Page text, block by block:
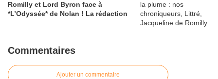
Romilly et Lord Byron face à
*L’Odyssée* de Nolan ! La rédaction
Commentaires
Ajouter un commentaire